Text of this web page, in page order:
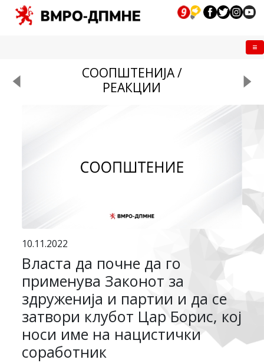
СООПШТЕНИЈА /
РЕАКЦИИ
10.11.2022
Власта да почне да го
применува Законот за
здруженија и партии и да се
затвори клубот Цар Борис, кој
носи име на нацистички
соработник